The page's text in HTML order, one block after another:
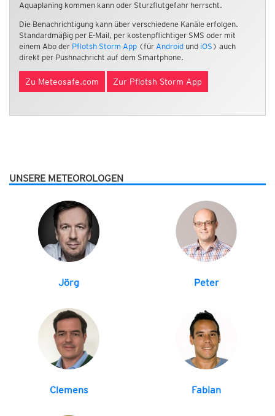
Aquaplaning kommen kann oder Sturzflutgefahr herrscht.
Die Benachrichtigung kann über verschiedene Kanäle erfolgen.
Standardmäßig per E-Mail, per kostenpflichtiger SMS oder mit
einem Abo der Pflotsh Storm App (für Android und iOS ) auch
direkt per Pushnachricht auf dem Smartphone.
Zu Meteosafe.com Zur Pflotsh Storm App
UNSERE METEOROLOGEN
Jörg Peter
Clemens Fabian